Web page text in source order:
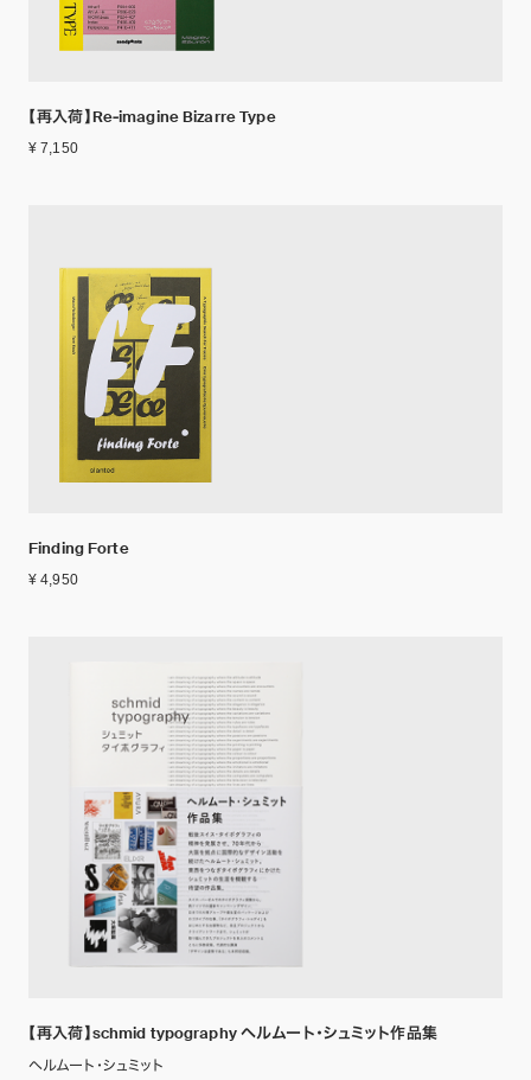
【再入荷】Re‐imagine Bizarre Type
¥ 7,150
Finding Forte
¥ 4,950
【再入荷】schmid typography ヘルムート・シュミット作品集
ヘルムート・シュミット